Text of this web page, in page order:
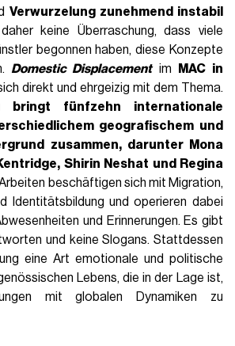
Verwurzelung zunehmend instabil
keine Überraschung, dass viele
begonnen haben, diese Konzepte
Domestic Displacementim
MAC in
direkt und ehrgeizig mit dem Thema.
bringt fünfzehn internationale
geografischem und
zusammen, darunter
Mona
, Shirin Neshat und Regina
beschäftigen sich mit Migration,
Identitätsbildung und operieren dabei
und Erinnerungen. Es gibt
und keine Slogans. Stattdessen
eine Art emotionale und politische
Lebens, die in der Lage ist,
mit globalen Dynamiken zu